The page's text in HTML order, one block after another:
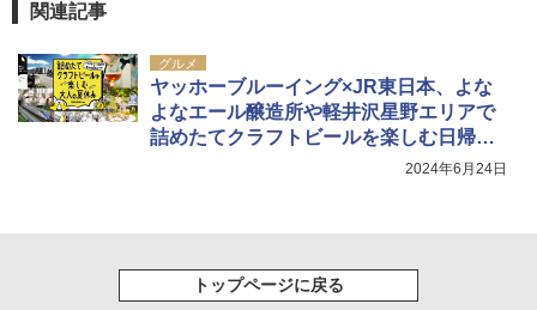
[キャンパーズコレクション 山善] 傘みたいに
広げるだけ パッとサッとテント キューブワ
イド ブラックコーティング フルクローズ メ
ッシュ 4人用 簡単設置 ポップアップテント P
ATCW-150B エクルベージュ
着替えテント トイレテント 透けない【換気
通気窓付き】収納袋付き UVカット 防水 防災
コンパクト iimono117 (ブルー)
￥3,080
関連記事
グルメ
ヤッホーブルーイング×JR東日本、よな
よなエール醸造所や軽井沢星野エリアで
詰めたてクラフトビールを楽しむ日帰り
2024年6月24日
トップページに戻る